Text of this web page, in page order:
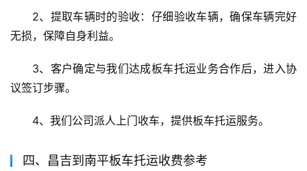
2、提取车辆时的验收：仔细验收车辆，确保车辆完好
无损，保障自身利益。
3、客户确定与我们达成板车托运业务合作后，进入协
议签订步骤。
4、我们公司派人上门收车，提供板车托运服务。
四、昌吉到南平板车托运收费参考